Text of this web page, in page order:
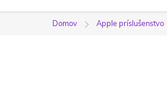
Domov Apple príslušenstvo